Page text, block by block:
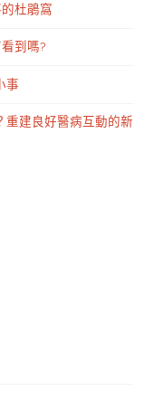
杜鵑窩
到嗎?
事
重建良好醫病互動的新